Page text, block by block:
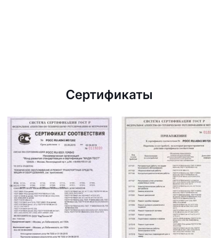
Сертификаты